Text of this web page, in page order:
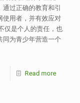
过正确的教育和引
使用者，并有效应对
仅是个人的责任，也
同为青少年营造一个
Read more